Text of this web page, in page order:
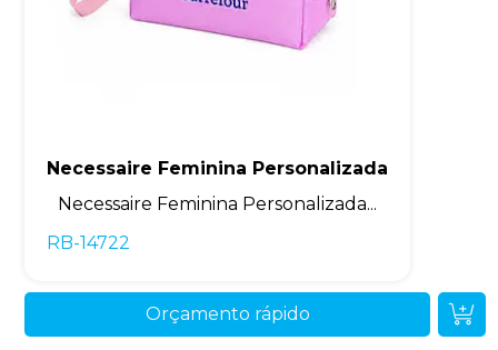
Necessaire Feminina Personalizada
Necessaire Feminina Personalizada...
RB-14722
Orçamento rápido